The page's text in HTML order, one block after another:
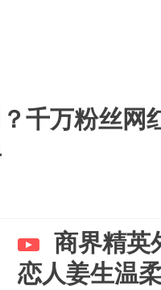
千万粉丝网
商界精英
恋人姜生温